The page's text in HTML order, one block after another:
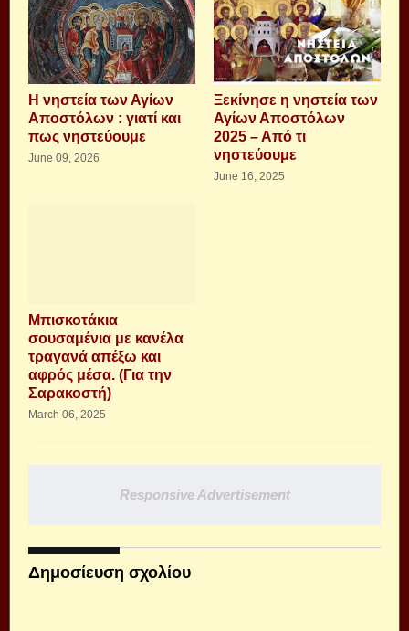
Η νηστεία των Αγίων
Αποστόλων : γιατί και
πως νηστεύουμε
June 09, 2026
Ξεκίνησε η νηστεία των
Αγίων Αποστόλων
2025 – Από τι
νηστεύουμε
June 16, 2025
Μπισκοτάκια
σουσαμένια με κανέλα
τραγανά απέξω και
αφρός μέσα. (Για την
Σαρακοστή)
March 06, 2025
Responsive Advertisement
Δημοσίευση σχολίου